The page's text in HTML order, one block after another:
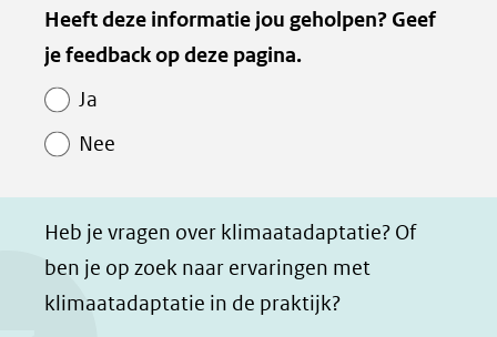
l
e
a
b
l
e
i
l
e
h
t
z
e
n
d
Kopie
van
Paginawaardering
Heeft deze informatie jou geholpen? Geef
je feedback op deze pagina.
Ja
Nee
Heb je vragen over klimaatadaptatie? Of
ben je op zoek naar ervaringen met
klimaatadaptatie in de praktijk?